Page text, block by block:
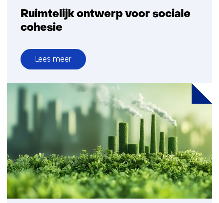
Ruimtelijk ontwerp voor sociale
cohesie
Lees meer
over
Ruimtelijk
ontwerp
voor
sociale
cohesie